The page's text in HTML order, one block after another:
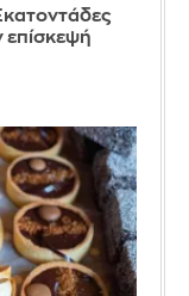
επίσκεψή